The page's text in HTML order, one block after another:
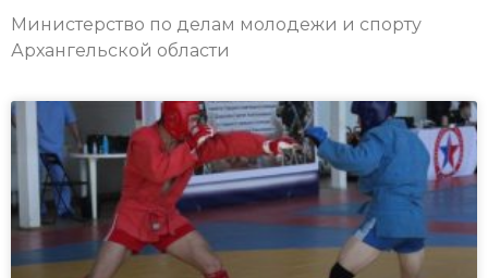
Министерство по делам молодежи и спорту
Архангельской области